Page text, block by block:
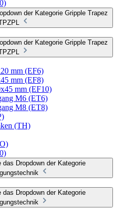
der Kategorie Gripple Trapez
der Kategorie Gripple Trapez
mm (EF6)
mm (EF8)
mm (EF10)
M6 (ET6)
M8 (ET8)
(TH)
Dropdown der Kategorie
Dropdown der Kategorie